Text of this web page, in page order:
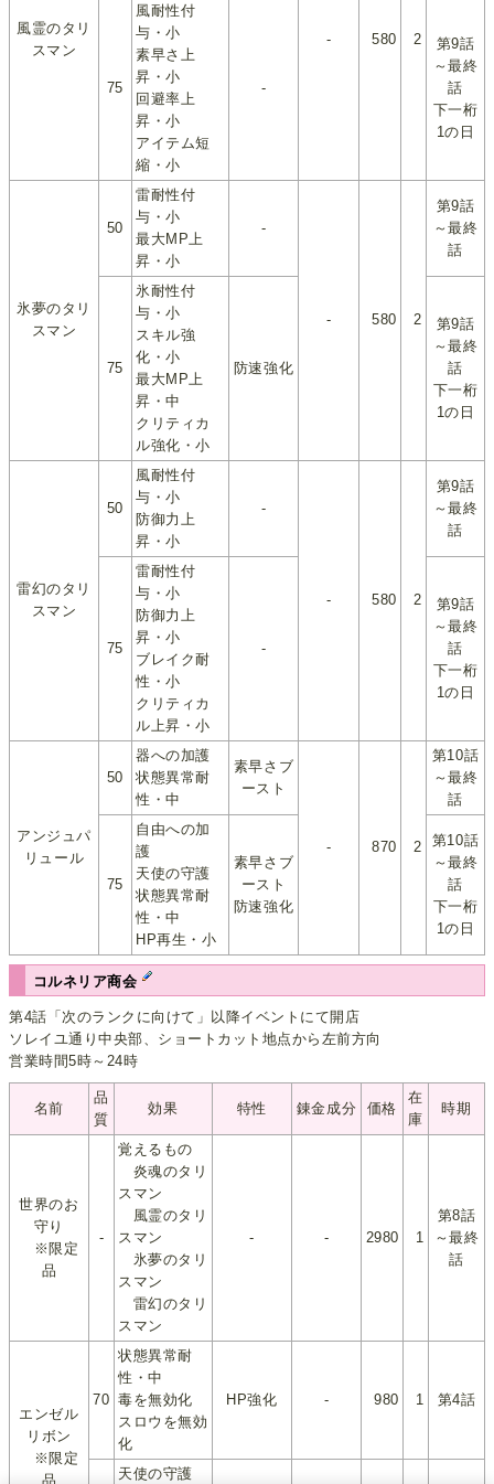
風霊のタリ
スマン
- 580 2
75
風耐性付
与・小
素早さ上
昇・小
回避率上
昇・小
アイテム短
縮・小
-
第9話
～最終
話
下一桁
1の日
氷夢のタリ
スマン
50
雷耐性付
与・小
最大MP上
昇・小
-
- 580 2
第9話
～最終
話
75
氷耐性付
与・小
スキル強
化・小
最大MP上
昇・中
クリティカ
ル強化・小
防速強化
第9話
～最終
話
下一桁
1の日
雷幻のタリ
スマン
50
風耐性付
与・小
防御力上
昇・小
-
- 580 2
第9話
～最終
話
75
雷耐性付
与・小
防御力上
昇・小
ブレイク耐
性・小
クリティカ
ル上昇・小
-
第9話
～最終
話
下一桁
1の日
アンジュパ
リュール
50
器への加護
状態異常耐
性・中
素早さブ
ースト
- 870 2
第10話
～最終
話
75
自由への加
護
天使の守護
状態異常耐
性・中
HP再生・小
素早さブ
ースト
防速強化
第10話
～最終
話
下一桁
1の日
コルネリア商会
第4話「次のランクに向けて」以降イベントにて開店
ソレイユ通り中央部、ショートカット地点から左前方向
営業時間5時～24時
名前
品
質
効果 特性 錬金成分 価格
在
庫
時期
世界のお
守り
※限定
品
-
覚えるもの
炎魂のタリ
スマン
風霊のタリ
スマン
氷夢のタリ
スマン
雷幻のタリ
スマン
- - 2980 1
第8話
～最終
話
エンゼル
リボン
※限定
品
70
状態異常耐
性・中
毒を無効化
スロウを無効
化
HP強化 - 980 1 第4話
天使の守護